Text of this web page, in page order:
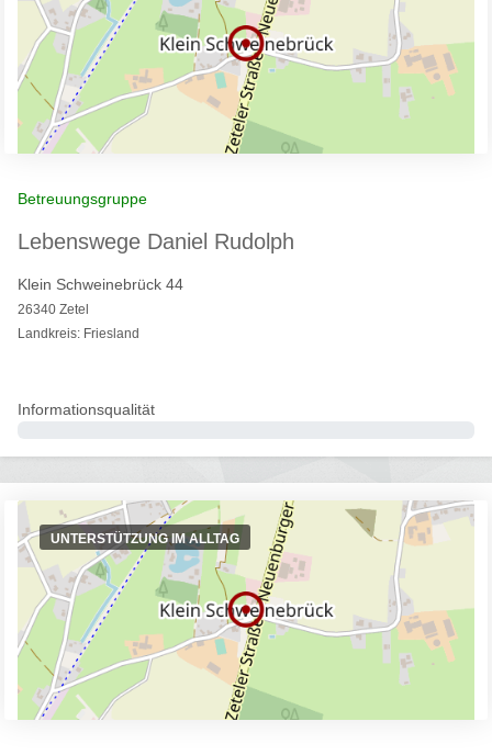
Betreuungsgruppe
Lebenswege Daniel Rudolph
Klein Schweinebrück 44
26340 Zetel
Landkreis: Friesland
Informationsqualität
UNTERSTÜTZUNG IM ALLTAG